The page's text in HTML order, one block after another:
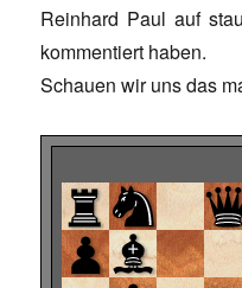
Reinhard Paul auf
kommentiert haben.
Schauen wir uns das